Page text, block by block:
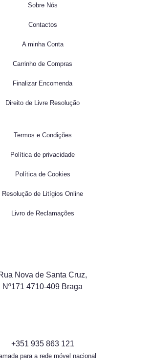
Sobre Nós
Contactos
A minha Conta
Carrinho de Compras
Finalizar Encomenda
Direito de Livre Resolução
Termos e Condições
Política de privacidade
Política de Cookies
Resolução de Litígios Online
Livro de Reclamações
Nova de Santa Cruz,
Nº171 4710-409 Braga
+351 935 863 121
para a rede móvel nacional